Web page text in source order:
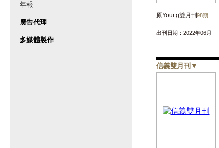
年報
廣告代理
多媒體製作
原Young雙月刊 98期
出刊日期：2022年06月
信義雙月刊 ▼